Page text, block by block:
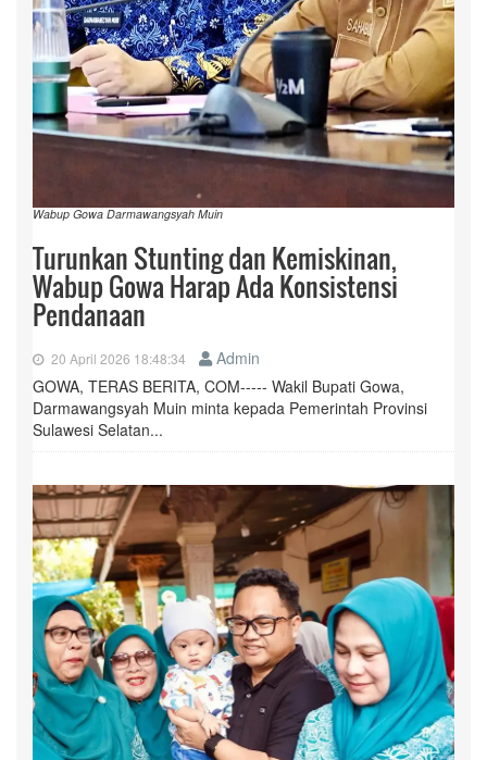
Wabup Gowa Darmawangsyah Muin
Turunkan Stunting dan Kemiskinan,
Wabup Gowa Harap Ada Konsistensi
Pendanaan
20 April 2026 18:48:34
Admin
GOWA, TERAS BERITA, COM----- Wakil Bupati Gowa,
Darmawangsyah Muin minta kepada Pemerintah Provinsi
Sulawesi Selatan...